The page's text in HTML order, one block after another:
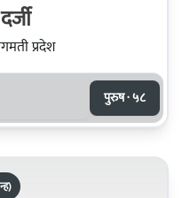
प्रदेश
पुरुष · ५८